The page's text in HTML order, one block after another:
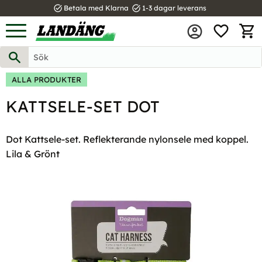
Meny
task_alt Betala med Klarna task_alt 1-3 dagar leverans
ALLA PRODUKTER
KATTSELE-SET DOT
Dot Kattsele-set. Reflekterande nylonsele med koppel.
Lila & Grönt